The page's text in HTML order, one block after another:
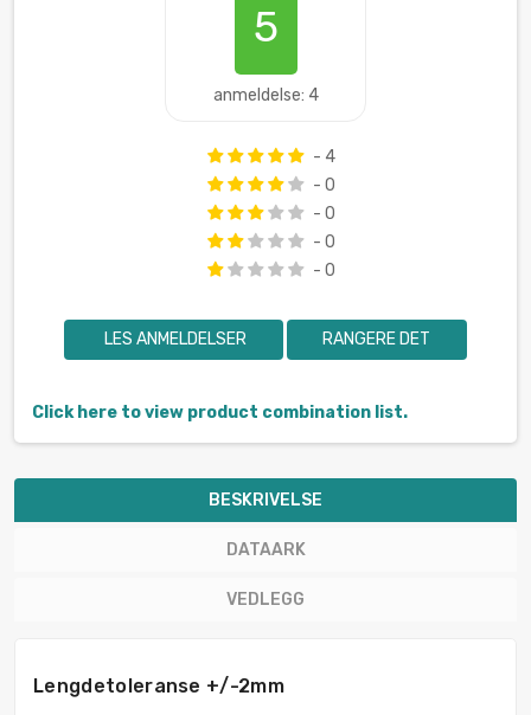
5
anmeldelse: 4
- 4
- 0
- 0
- 0
- 0
LES ANMELDELSER RANGERE DET
Click here to view product combination list.
BESKRIVELSE
DATAARK
VEDLEGG
Lengdetoleranse +/-2mm